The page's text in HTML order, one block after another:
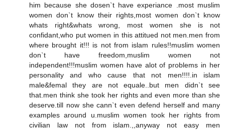
him because she dosen`t have experiance .most muslim
women don`t know their rights,most women don`t know
whats right&whats wrong, most women she is not
confidant,who put women in this attitued not men.men from
where brought it!!! is not from islam rules!!muslim women
don`t have freedom,muslim women not
independent!!!muslim women have alot of problems in her
personality and who cause that not men!!!!.in islam
male&femal they are not equale..but men didn`t see
that.men think she took her rights and even more than she
deserve.till now she cann`t even defend herself and many
examples around u.muslim women took her rights from
civilian law not from islam.,,anyway not easy men